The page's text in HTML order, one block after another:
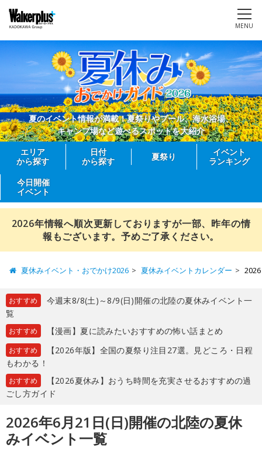
MENU
夏のイベント情報が満載！夏祭りやプール、海水浴場、
キャンプ場など遊べるスポットを大紹介
エリア
から探す
日付
から探す
夏祭り
イベント
ランキング
今日開催
イベント
2026年情報へ順次更新しておりますが一部、昨年の情
報もございます。予めご了承ください。
夏休みイベント・おでかけ2026 夏休みイベントカレンダー
おすすめ
今週末8/8(土)～8/9(日)開催の北陸の夏休みイベント一
覧
おすすめ 【漫画】夏に読みたいおすすめの怖い話まとめ
おすすめ
【2026年版】全国の夏祭り注目27選。見どころ・日程
もわかる！
おすすめ
【2026夏休み】おうち時間を充実させるおすすめの過
ごし方ガイド
2026年6月21日(日)開催の北陸の夏休
みイベント一覧